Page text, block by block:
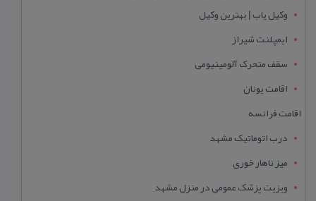
وکیل یاب | بهترین وکیل
ایمپلنت شیراز
سقف متحرک آلومینیومی
اقامت یونان
اقامت فرانسه
درب اتوماتیک مشهد
میز ناهار خوری
ویزیت پزشک عمومی در منزل مشهد